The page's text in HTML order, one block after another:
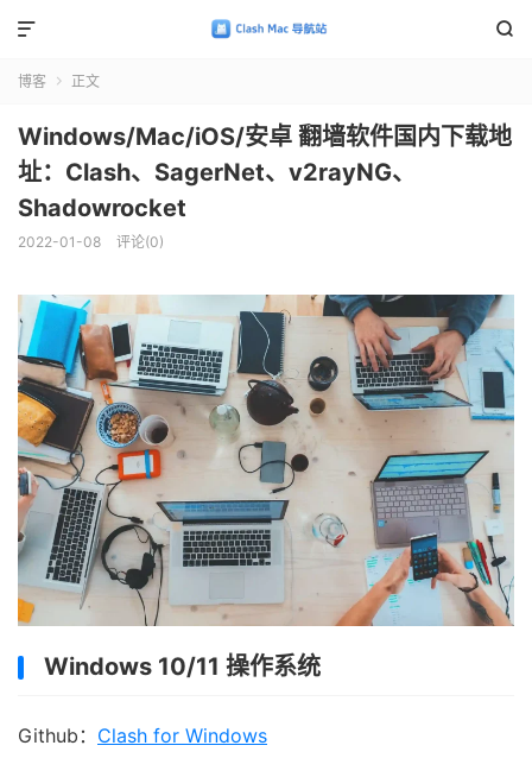


博客  正文
Windows/Mac/iOS/安卓 翻墙软件国内下载地
址：Clash、SagerNet、v2rayNG、
Shadowrocket
2022-01-08 评论(0)
Windows 10/11 操作系统
Github： Clash for Windows